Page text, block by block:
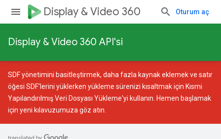
Display & Video 360 Oturum aç
Display & Video 360 API'si
SDF yönetimini basitleştirmek, daha fazla kaynak eklemek ve satır
öğesi SDF'lerini yüklerken yükleme sürenizi kısaltmak için Kısmi
Yapılandırılmış Veri Dosyası Yükleme'yi kullanın. Hemen başlamak
için yeni kılavuzumuza göz atın.